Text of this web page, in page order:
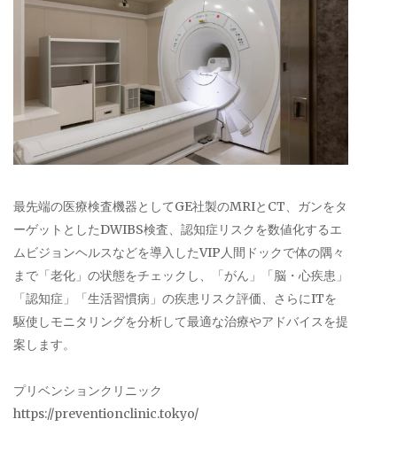
最先端の医療検査機器としてGE社製のMRIとCT、ガンをタ
ーゲットとしたDWIBS検査、認知症リスクを数値化するエ
ムビジョンヘルスなどを導入したVIP人間ドックで体の隅々
まで「老化」の状態をチェックし、「がん」「脳・心疾患」
「認知症」「生活習慣病」の疾患リスク評価、さらにITを
駆使しモニタリングを分析して最適な治療やアドバイスを提
案します。
プリベンションクリニック
https://preventionclinic.tokyo/